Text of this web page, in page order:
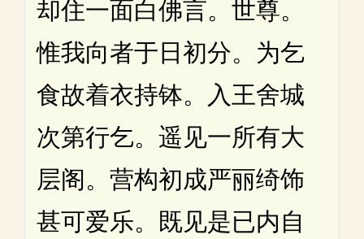
却住一面白佛言。世尊。
惟我向者于日初分。为乞
食故着衣持钵。入王舍城
次第行乞。遥见一所有大
层阁。营构初成严丽绮饰
甚可爱乐。既见是已内自